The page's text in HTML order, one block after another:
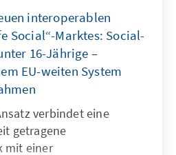
interoperablen
Social“-Marktes: Social-
16-Jährige –
EU-weiten System
verbindet eine
getragene
mit einer